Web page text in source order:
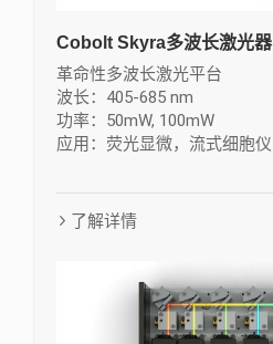
Cobolt Skyra多波长激光器
革命性多波长激光平台
波长：405-685 nm
功率：50mW, 100mW
应用：荧光显微，流式细胞仪
了解详情